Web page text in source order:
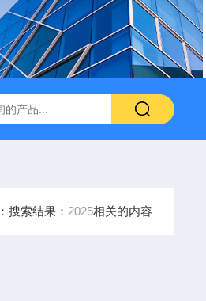
搜索结果： 2025相关的内容